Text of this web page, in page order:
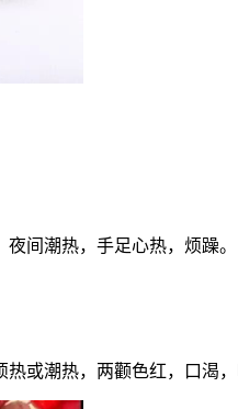
间潮热，手足心热，烦躁。
或潮热，两颧色红，口渴，